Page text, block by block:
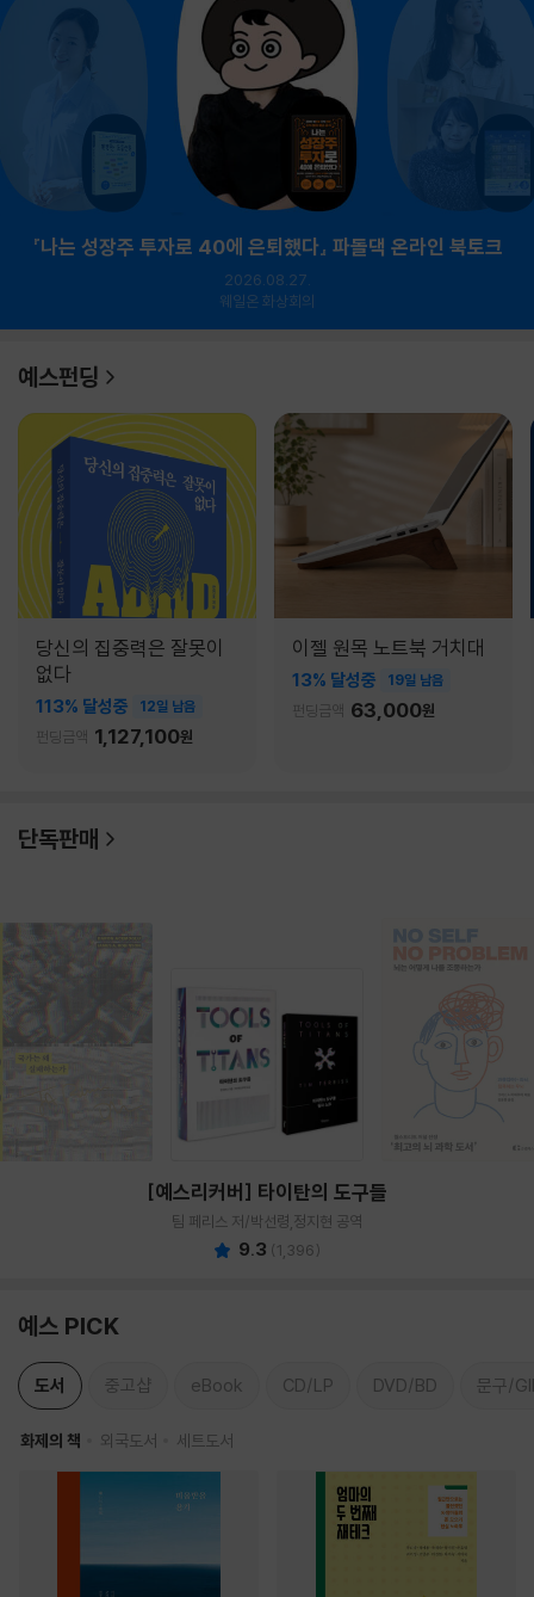
『나는 성장주 투자로 40에 은퇴했다』 파돌댁 온라인 북토크
2026.08.27.
웨일온 화상회의
예스펀딩
당신의 집중력은 잘못이
없다
113% 달성중 12일 남음
펀딩금액 1,127,100원
이젤 원목 노트북 거치대
13% 달성중 19일 남음
펀딩금액 63,000원
단독판매
[예스리커버] 타이탄의 도구들
팀 페리스 저/박선령,정지현 공역
9.3 (1,396)
예스 PICK
도서 중고샵 eBook CD/LP DVD/BD 문구/
화제의 책 외국도서 세트도서